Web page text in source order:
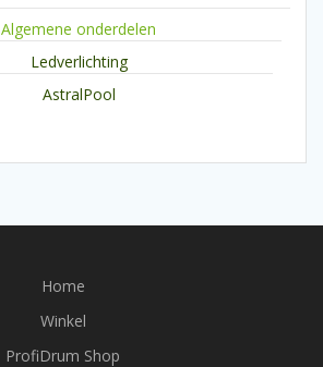
Algemene onderdelen
Ledverlichting
AstralPool
Home
Winkel
ProfiDrum Shop